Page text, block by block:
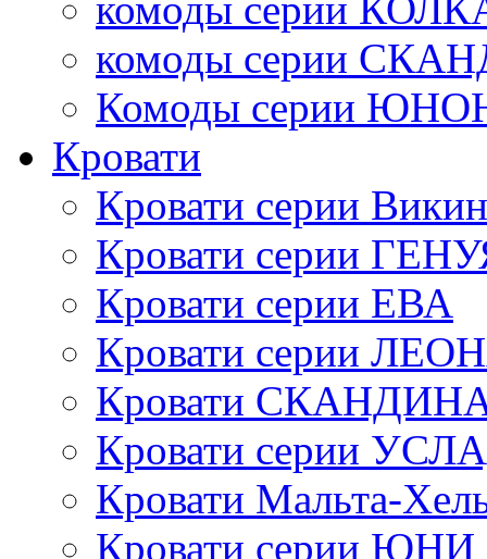
комоды серии
комоды серии
Комоды серии
Кровати
Кровати серии
Кровати серии
Кровати серии ЕВА
Кровати серии
Кровати
Кровати серии
Кровати Мальта-
Кровати серии ЮНИ